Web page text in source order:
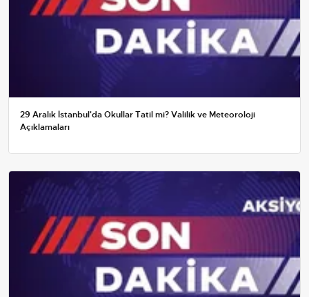
29 Aralık İstanbul'da Okullar Tatil mi? Valilik ve Meteoroloji
Açıklamaları